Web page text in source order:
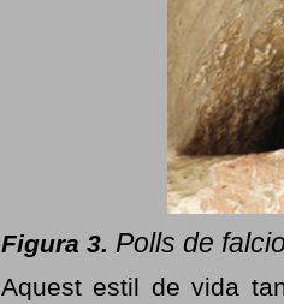
Figura 3. Polls de
Aquest estil de vida